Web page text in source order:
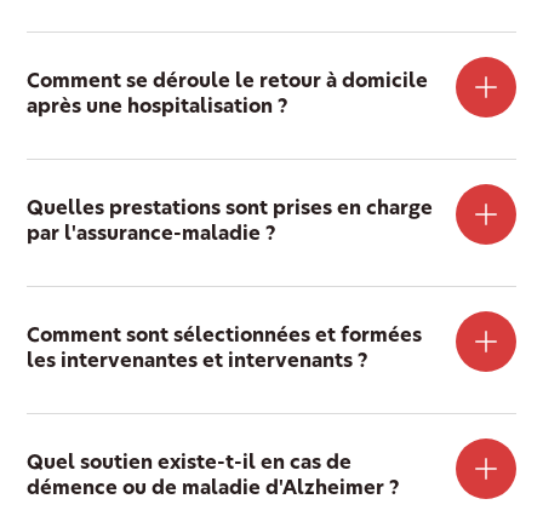
Comment se déroule le retour à domicile
après une hospitalisation ?
Quelles prestations sont prises en charge
par l'assurance-maladie ?
Comment sont sélectionnées et formées
les intervenantes et intervenants ?
Quel soutien existe-t-il en cas de
démence ou de maladie d'Alzheimer ?